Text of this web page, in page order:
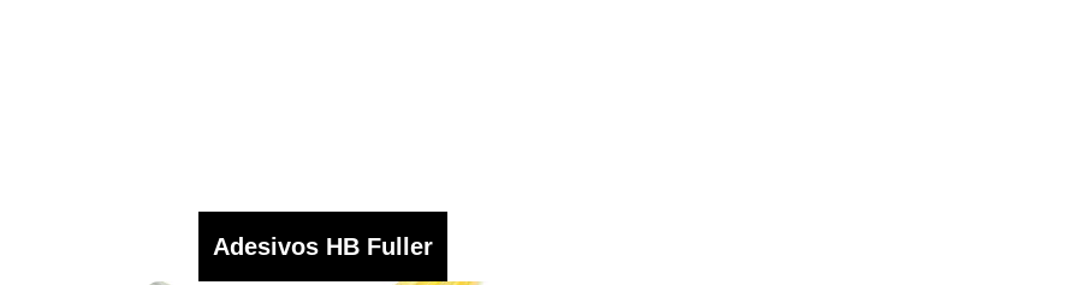
Adesivos HB Fuller